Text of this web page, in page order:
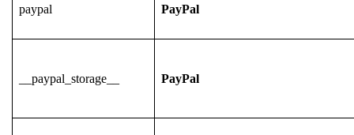
paypal PayPal
__paypal_storage__ PayPal